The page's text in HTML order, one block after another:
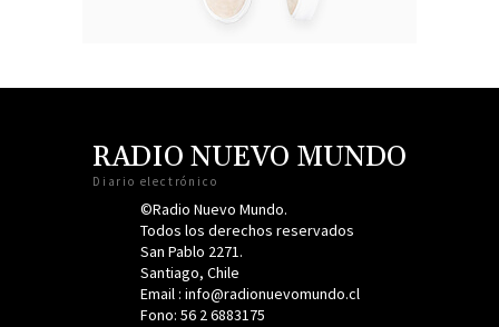
RADIO NUEVO MUNDO
Diario electrónico
©Radio Nuevo Mundo.
Todos los derechos reservados
San Pablo 2271.
Santiago, Chile
Email : info@radionuevomundo.cl
Fono: 56 2 6883175